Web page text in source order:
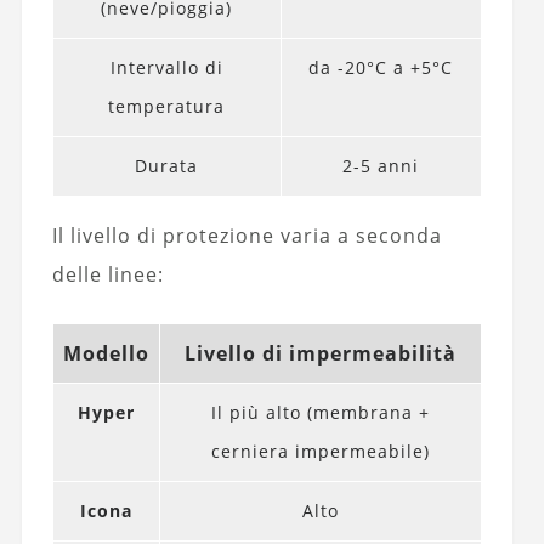
(neve/pioggia)
Intervallo di
temperatura
da -20°C a +5°C
Durata 2-5 anni
Il livello di protezione varia a seconda
delle linee:
Modello Livello di impermeabilità
Hyper
Il più alto (membrana +
cerniera impermeabile)
Icona Alto